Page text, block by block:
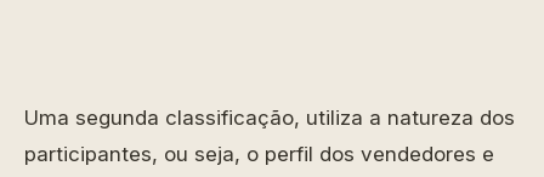
Uma segunda classificação, utiliza a natureza dos
participantes, ou seja, o perfil dos vendedores e